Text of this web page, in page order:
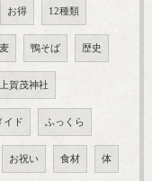
お得 12種類
鴨そば 歴史
上賀茂神社
イド ふっくら
お祝い 食材 体